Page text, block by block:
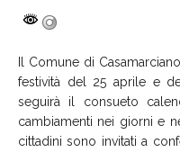
Il Comune di
festività del 25 aprile e
seguirà il consueto
cambiamenti nei giorni e
cittadini sono invitati a